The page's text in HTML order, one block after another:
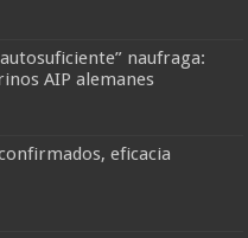
naufraga:
AIP alemanes
eficacia